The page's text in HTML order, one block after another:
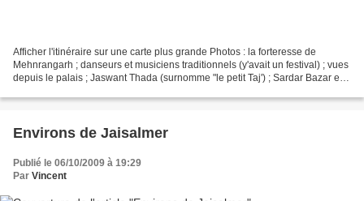
Afficher l'itinéraire sur une carte plus grande Photos : la forteresse de
Mehnrangarh ; danseurs et musiciens traditionnels (y'avait un festival) ; vues
depuis le palais ; Jaswant Thada (surnomme "le petit Taj') ; Sardar Bazar et
Environs de Jaisalmer
Publié le 06/10/2009 à 19:29
Par Vincent